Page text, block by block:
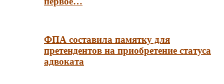
ФПА составила памятку для
претендентов на приобретение статуса
адвоката